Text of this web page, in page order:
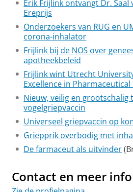
Erik Frijlink ontvangt Dr. Saal
Ereprijs
Onderzoekers van RUG en
corona-inhalator
Frijlink bij de NOS over
apotheekbeleid
Frijlink wint Utrecht
Excellence in Pharmaceutical
Nieuw, veilig en grootschalig
vogelgriepvaccin
Universeel griepvaccin op
Griepprik overbodig met
De farmaceut als uitvinder
Contact en meer